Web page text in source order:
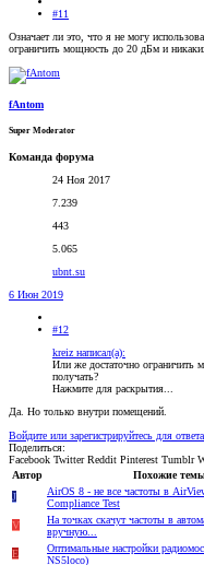
#11
Означает ли это, что я не могу
ограничить мощность до 20 дБм и
fAntom
Super Moderator
Команда форума
24 Ноя 2017
7.239
443
5.065
ubnt.su
6 Июн 2019
#12
kreiz написал(а):
Или же достаточно ограничить
получать?
Нажмите для раскрытия...
Да. Но только внутри помещений.
Войдите или зарегистрируйтесь для ответа.
Поделиться:
Facebook Twitter Reddit Pinterest Tumblr
Автор
Похожие
J
AirOS 8 - не все частоты в
Compliance Test
V
На точках скачут частоты в
вручную...
E
Оптимальные настройки
NS5loco)